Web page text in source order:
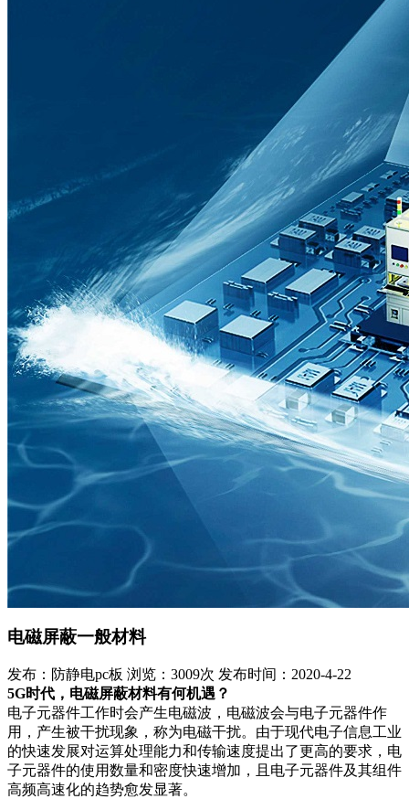
电磁屏蔽一般材料
发布：防静电pc板 浏览：3009次 发布时间：2020-4-22
5G时代，电磁屏蔽材料有何机遇？
电子元器件工作时会产生电磁波，电磁波会与电子元器件作
用，产生被干扰现象，称为电磁干扰。由于现代电子信息工业
的快速发展对运算处理能力和传输速度提出了更高的要求，电
子元器件的使用数量和密度快速增加，且电子元器件及其组件
高频高速化的趋势愈发显著。